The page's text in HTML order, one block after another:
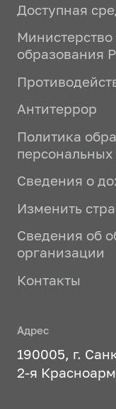
Доступная
образования
Антитеррор
Политика
Сведения о
Изменить
Сведения об
организации
Контакты
Адрес
190005, г.
2-я